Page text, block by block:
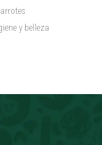
y belleza